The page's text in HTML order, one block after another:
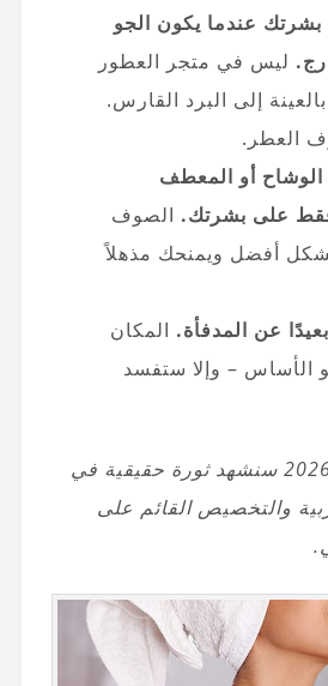
عندما يكون الجو
ليس في متجر العطور
إلى البرد القارس.
العطر.
أو المعطف
على بشرتك. الصوف
أفضل ويمنحك مذهلاً
عن المدفأة. المكان
الأساس – وإلا ستفسد
في عامي 2025-2026 سنشهد ثورة حقيقية في
والتخصيص القائم على